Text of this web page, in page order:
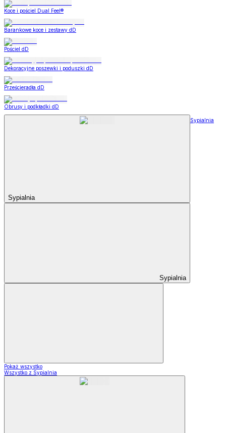
Koce i pościel Dual Feel®
Barankowe koce i zestawy dD
Pościel dD
Dekoracyjne poszewki i poduszki dD
Prześcieradła dD
Obrusy i podkładki dD
Sypialnia
Sypialnia
Sypialnia
Pokaż wszystko
Wszystko z Sypialnia